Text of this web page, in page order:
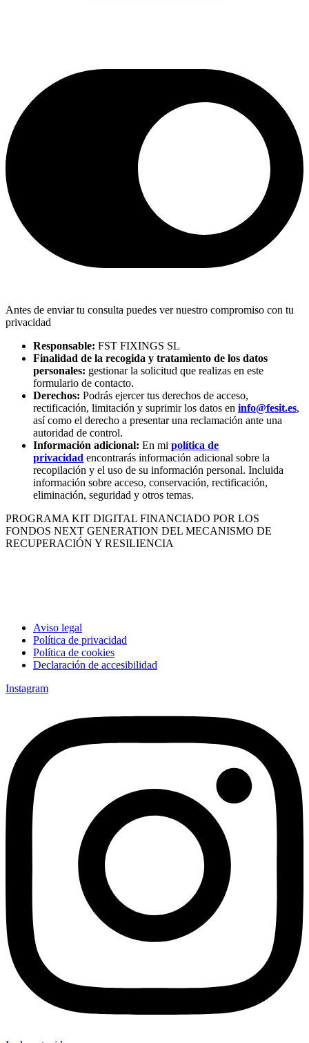
Antes de enviar tu consulta puedes ver nuestro compromiso con tu
privacidad
Responsable: FST FIXINGS SL
Finalidad de la recogida y tratamiento de los datos
personales: gestionar la solicitud que realizas en este
formulario de contacto.
Derechos: Podrás ejercer tus derechos de acceso,
rectificación, limitación y suprimir los datos en info@fesit.es,
así como el derecho a presentar una reclamación ante una
autoridad de control.
Información adicional: En mi política de
privacidad encontrarás información adicional sobre la
recopilación y el uso de su información personal. Incluida
información sobre acceso, conservación, rectificación,
eliminación, seguridad y otros temas.
PROGRAMA KIT DIGITAL FINANCIADO POR LOS
FONDOS NEXT GENERATION DEL MECANISMO DE
RECUPERACIÓN Y RESILIENCIA
Aviso legal
Política de privacidad
Política de cookies
Declaración de accesibilidad
Instagram